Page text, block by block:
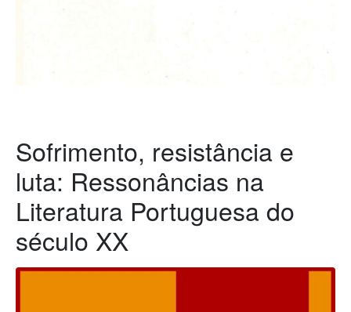
Sofrimento, resistância e
luta: Ressonâncias na
Literatura Portuguesa do
século XX